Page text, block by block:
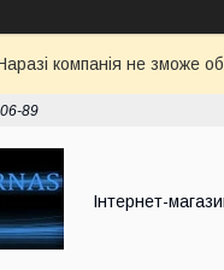
компанія не зможе
89
Інтернет-